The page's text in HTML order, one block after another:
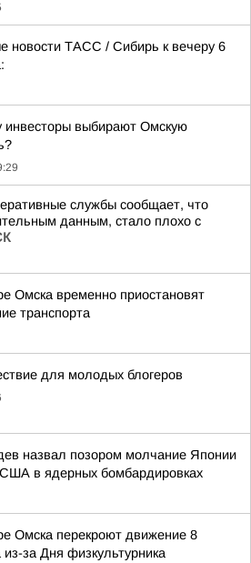
новости ТАСС / Сибирь к вечеру 6
инвесторы выбирают Омскую
службы сообщает, что
данным, стало плохо с
Омска временно приостановят
транспорта
для молодых блогеров
назвал позором молчание Японии
в ядерных бомбардировках
Омска перекроют движение 8
из-за Дня физкультурника